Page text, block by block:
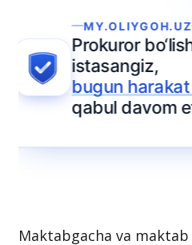
Maktabgacha va